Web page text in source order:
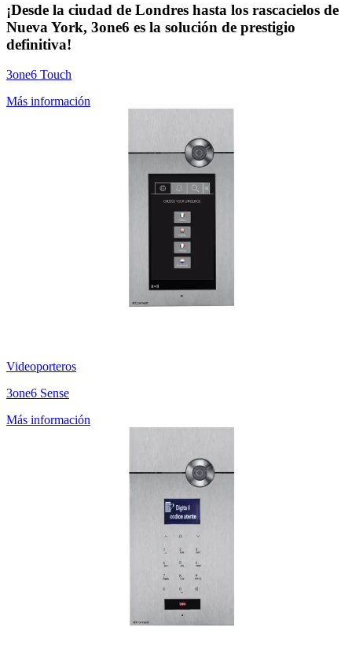
¡Desde la ciudad de Londres hasta los rascacielos de
Nueva York, 3one6 es la solución de prestigio
definitiva!
3one6 Touch
Más información
Videoporteros
3one6 Sense
Más información